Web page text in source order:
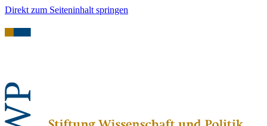
Direkt zum Seiteninhalt springen